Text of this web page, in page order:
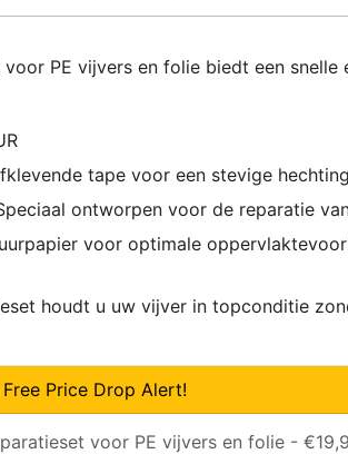
PE vijvers en folie biedt een
tape voor een stevige hechting
ontworpen voor de reparatie
voor optimale
houdt u uw vijver in topconditie
Price Drop Alert!
voor PE vijvers en folie -